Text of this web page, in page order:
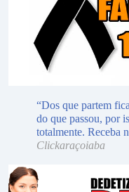
“Dos que partem
do que passou, por
totalmente. Receba
Clickaraçoiaba